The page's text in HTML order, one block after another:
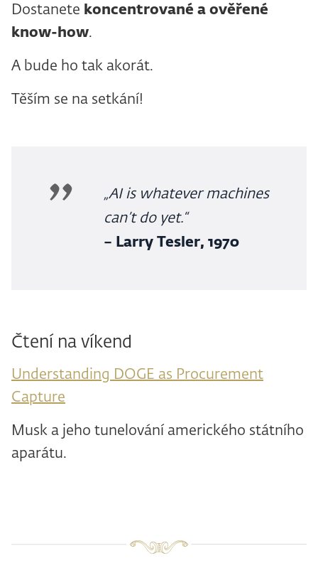
Dostanete koncentrované a ověřené
know-how.
A bude ho tak akorát.
Těším se na setkání!
„AI is whatever machines
can’t do yet.“
– Larry Tesler, 1970
Čtení na víkend
Understanding DOGE as Procurement
Capture
Musk a jeho tunelování amerického státního
aparátu.